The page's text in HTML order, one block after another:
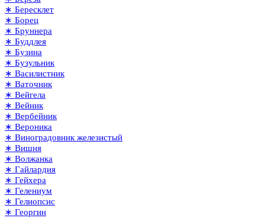
∗ Бересклет
∗ Борец
∗ Бруннера
∗ Буддлея
∗ Бузина
∗ Бузульник
∗ Василистник
∗ Ваточник
∗ Вейгела
∗ Вейник
∗ Вербейник
∗ Вероника
∗ Виноградовник железистый
∗ Вишня
∗ Волжанка
∗ Гайлардия
∗ Гейхера
∗ Гелениум
∗ Гелиопсис
∗ Георгин